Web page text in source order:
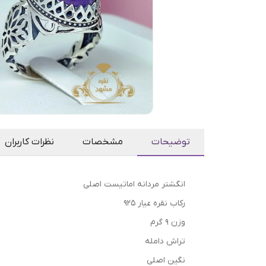
توضیحات مشخصات نظرات کاربران
انگشتر مردانه اماتیست اصلی
رکاب نقره عیار 925
وزن 9 گرم
تراش دامله
نگین اصلی